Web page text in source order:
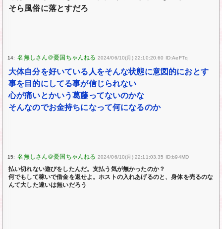
そら風俗に落とすだろ
14: 2024/06/10(月) 22:10:20.60 ID:AeFTq
大体自分を好いている人をそんな状態に意図的におとす
事を目的にしてる事が信じられない
心が痛いとかいう葛藤ってないのかな
そんなのでお金持ちになって何になるのか
15: 2024/06/10(月) 22:11:03.35 ID:b94MD
払い切れない遊びをしたんだ。支払う気が無かったのか？
何でもして稼いで借金を返せよ。ホストの入れあげるのと、身体を売るのな
んて大した違いは無いだろう